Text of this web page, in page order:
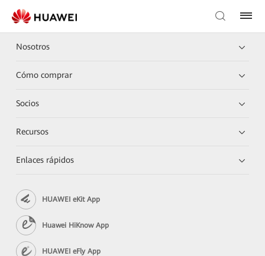
Nosotros
Cómo comprar
Socios
Recursos
Enlaces rápidos
HUAWEI eKit App
Huawei HiKnow App
HUAWEI eFly App